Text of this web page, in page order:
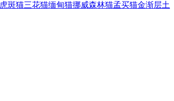
虎斑猫三花猫缅甸猫挪威森林猫孟买猫金渐层土